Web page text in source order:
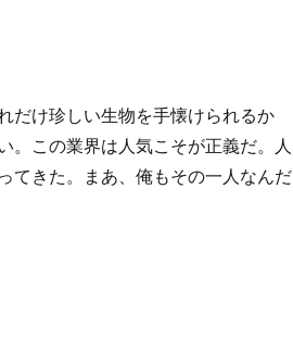
だけ珍しい生物を手懐けられるか
。この業界は人気こそが正義だ。人
てきた。まあ、俺もその一人なんだ